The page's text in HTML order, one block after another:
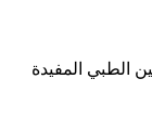
المفيدة